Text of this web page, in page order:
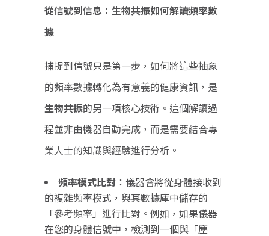
從信號到信息：生物共振如何解讀頻率數
據
捕捉到信號只是第一步，如何將這些抽象
的頻率數據轉化為有意義的健康資訊，是
生物共振的另一項核心技術。這個解讀過
程並非由機器自動完成，而是需要結合專
業人士的知識與經驗進行分析。
頻率模式比對 ：儀器會將從身體接收到
的複雜頻率模式，與其數據庫中儲存的
「參考頻率」進行比對。例如，如果儀器
在您的身體信號中，檢測到一個與「塵